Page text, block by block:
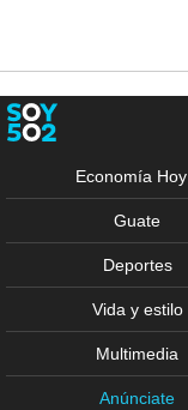
Economía Hoy
Guate
Deportes
Vida y estilo
Multimedia
Anúnciate